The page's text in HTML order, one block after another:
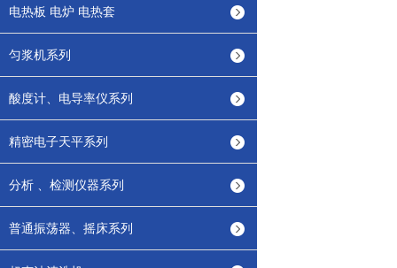
电热板 电炉 电热套
匀浆机系列
酸度计、电导率仪系列
精密电子天平系列
分析 、检测仪器系列
普通振荡器、摇床系列